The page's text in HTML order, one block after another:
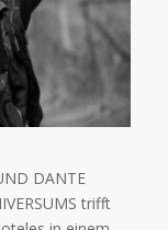
DANTE
trifft